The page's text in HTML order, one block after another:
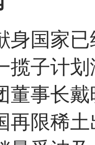
身国家
揽子计
董事长
再限稀